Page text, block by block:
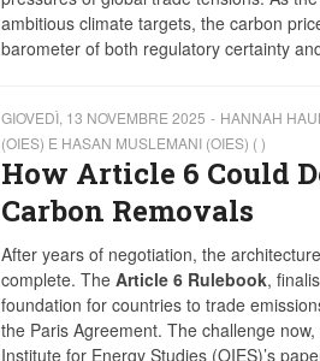
ambitious climate targets, the carbon
barometer of both regulatory certainty
GIOVEDÌ, 13 NOVEMBRE 2025
HANNAH
(OIES) E HASAN MUSLEMANI (OIES) ( )
How Article 6 Could
Carbon Removals
After years of negotiation, the
complete. The Article 6 Rulebook,
foundation for countries to trade
the Paris Agreement. The challenge
Institute for Energy Studies (OIES)’s